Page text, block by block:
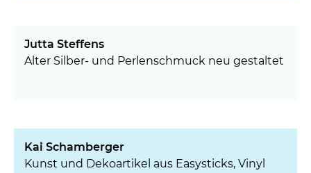
Jutta Steffens
Alter Silber- und Perlenschmuck neu gestaltet
Kai Schamberger
Kunst und Dekoartikel aus Easysticks, Vinyl